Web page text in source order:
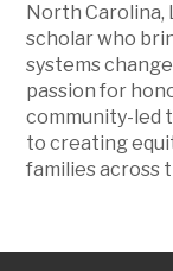
North Carolina,
scholar who
systems
passion for
community-led
to creating
families across